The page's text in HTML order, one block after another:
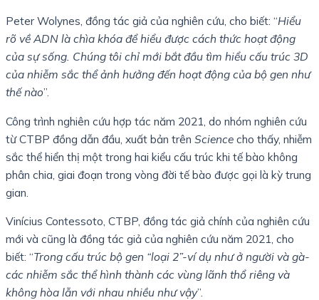
Peter Wolynes, đồng tác giả của nghiên cứu, cho biết: “Hiểu
rõ về ADN là chìa khóa để hiểu được cách thức hoạt động
của sự sống. Chúng tôi chỉ mới bắt đầu tìm hiểu cấu trúc 3D
của nhiễm sắc thể ảnh hưởng đến hoạt động của bộ gen như
thế nào”.
Công trình nghiên cứu hợp tác năm 2021, do nhóm nghiên cứu
từ CTBP đồng dẫn đầu, xuất bản trên Science cho thấy, nhiễm
sắc thể hiển thị một trong hai kiểu cấu trúc khi tế bào không
phân chia, giai đoạn trong vòng đời tế bào được gọi là kỳ trung
gian.
Vinícius Contessoto, CTBP, đồng tác giả chính của nghiên cứu
mới và cũng là đồng tác giả của nghiên cứu năm 2021, cho
biết: “Trong cấu trúc bộ gen “loại 2”-ví dụ như ở người và gà-
các nhiễm sắc thể hình thành các vùng lãnh thổ riêng và
không hòa lẫn với nhau nhiều như vậy”.